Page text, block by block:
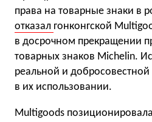
права на товарные знаки в
отказал гонконгской
в досрочном прекращении
товарных знаков Michelin.
реальной и добросовестной
в их использовании.
Multigoods